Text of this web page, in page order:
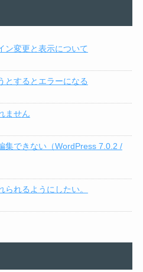
ン変更と表示について
とするとエラーになる
ません
集できない（WordPress 7.0.2 /
れるようにしたい。